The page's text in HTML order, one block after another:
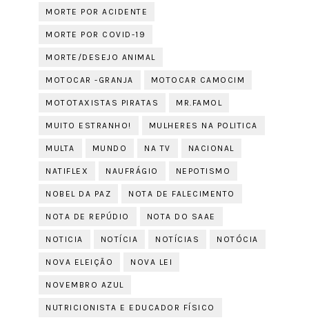
MORTE POR ACIDENTE
MORTE POR COVID-19
MORTE/DESEJO ANIMAL
MOTOCAR -GRANJA MOTOCAR CAMOCIM
MOTOTAXISTAS PIRATAS MR.FAMOL
MUITO ESTRANHO! MULHERES NA POLITICA
MULTA MUNDO NA TV NACIONAL
NATIFLEX NAUFRÁGIO NEPOTISMO
NOBEL DA PAZ NOTA DE FALECIMENTO
NOTA DE REPÚDIO NOTA DO SAAE
NOTICIA NOTÍCIA NOTÍCIAS NOTÓCIA
NOVA ELEIÇÃO NOVA LEI
NOVEMBRO AZUL
NUTRICIONISTA E EDUCADOR FÍSICO